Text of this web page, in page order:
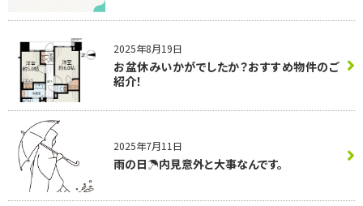
2025年8月19日
お盆休みいかがでしたか？おすすめ物件のご
紹介！
2025年7月11日
雨の日☂内見意外と大事なんです。